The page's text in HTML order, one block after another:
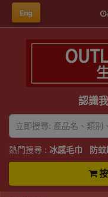
Eng
認識
熱門搜尋 : 冰感毛巾 防